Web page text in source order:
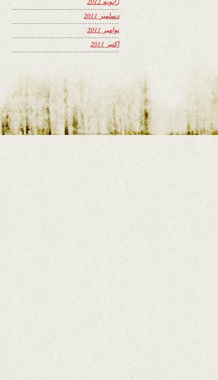
دسامبر 2011
نوامبر 2011
اکتبر 2011